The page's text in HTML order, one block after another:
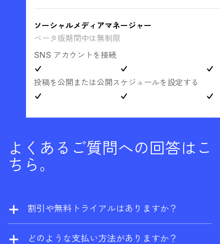
ソーシャルメディアマネージャー
ベータ版期間中は無制限
SNS アカウントを接続
投稿を公開または公開スケジュールを設定する
よくあるご質問への回答はこ
ちら。
割引や無料トライアルはありますか？
当社では割引を提供しておりません。ただ
し、ウェブサイトの所有者であれば、
どのような支払い方法がありますか？